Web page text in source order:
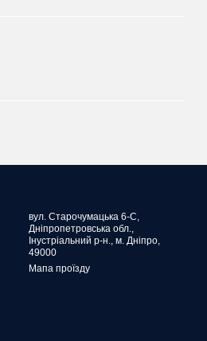
вул. Старочумацька 6-С,
Дніпропетровська обл.,
Інустріальний р-н., м. Дніпро,
49000
Мапа проїзду